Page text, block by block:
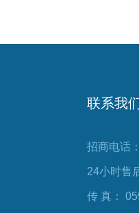
联系我
招商电话
24小时售
传 真：